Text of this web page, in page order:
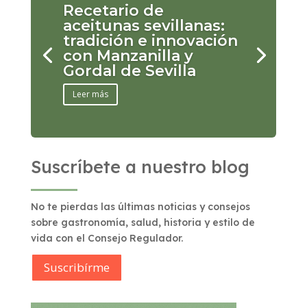
Recetario de
aceitunas sevillanas:
tradición e innovación
con Manzanilla y
Gordal de Sevilla
Leer más
Suscríbete a nuestro blog
No te pierdas las últimas noticias y consejos
sobre gastronomía, salud, historia y estilo de
vida con el Consejo Regulador.
Suscribírme